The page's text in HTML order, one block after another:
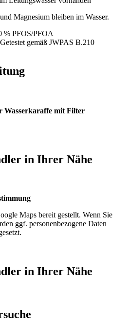
Magnesium bleiben im Wasser.
% PFOS/PFOA
gemäß JWPAS B.210
Wasserkaraffe mit Filter
in Ihrer Nähe
Maps bereit gestellt. Wenn Sie
ggf. personenbezogene Daten
in Ihrer Nähe